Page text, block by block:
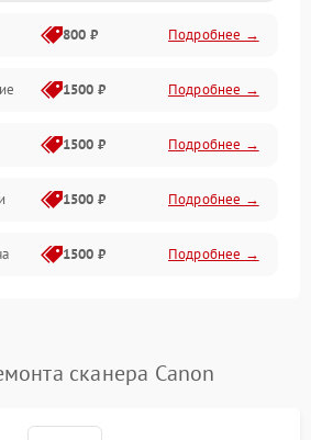
800 ₽ Подробнее →
1500 ₽ Подробнее →
1500 ₽ Подробнее →
1500 ₽ Подробнее →
1500 ₽ Подробнее →
сканера Canon